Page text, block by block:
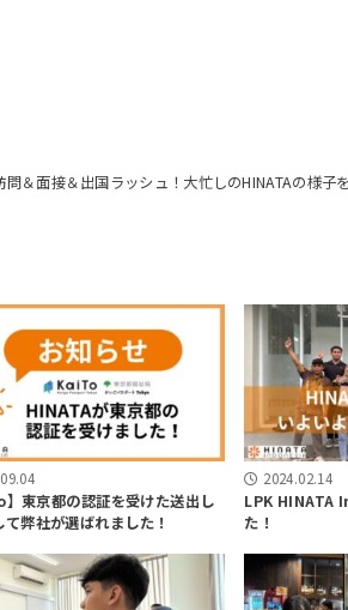
問＆面接＆出国ラッシュ！大忙しのHINATAの様子
】東京都の認証を受けた送出し
弊社が選ばれました！
2024.02.14
LPK HINATA
た！